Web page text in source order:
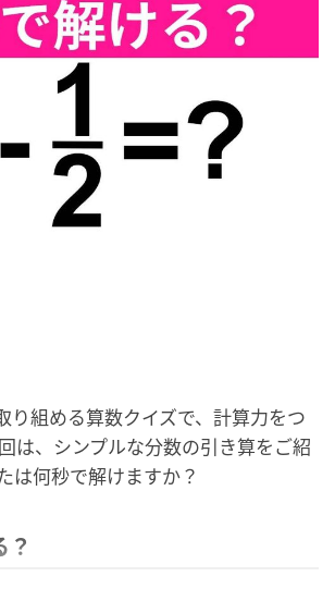
り組める算数クイズで、計算力をつ
は、シンプルな分数の引き算をご紹
は何秒で解けますか？
？